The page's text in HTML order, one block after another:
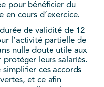
pour bénéficier du
en cours d’exercice.
de validité de 12
l’activité partielle de
nulle doute utile aux
leurs salariés.
simplifier ces accords
et ce afin